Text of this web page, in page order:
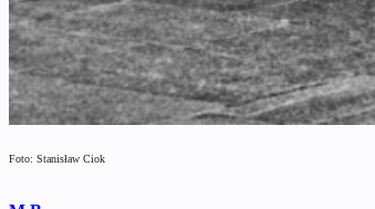
Foto: Stanisław Ciok